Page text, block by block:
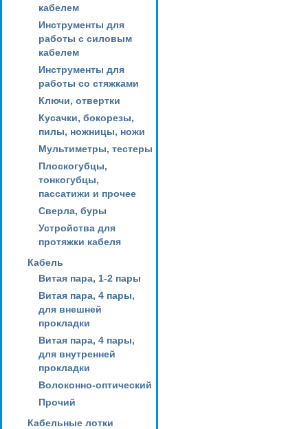
кабелем
Инструменты для
работы с силовым
кабелем
Инструменты для
работы со стяжками
Ключи, отвертки
Кусачки, бокорезы,
пилы, ножницы, ножи
Мультиметры, тестеры
Плоскогубцы,
тонкогубцы,
пассатижи и прочее
Сверла, буры
Устройства для
протяжки кабеля
Кабель
Витая пара, 1-2 пары
Витая пара, 4 пары,
для внешней
прокладки
Витая пара, 4 пары,
для внутренней
прокладки
Волоконно-оптический
Прочий
Кабельные лотки